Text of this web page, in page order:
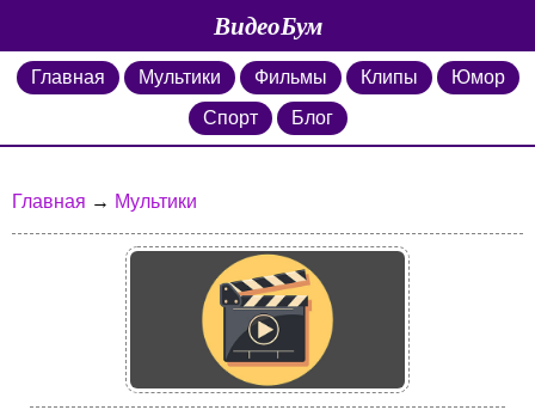
ВидеоБум
Главная Мультики Фильмы Клипы
Юмор
Спорт
Блог
Главная → Мультики